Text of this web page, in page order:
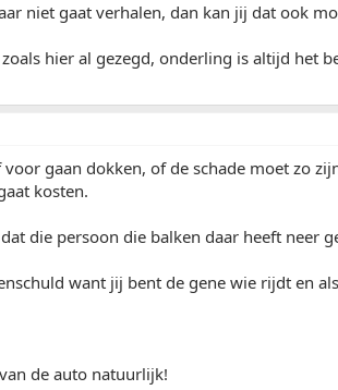
niet gaat verhalen, dan kan jij dat ook
hier al gezegd, onderling is altijd het
voor gaan dokken, of de schade moet zo
kosten.
die persoon die balken daar heeft neer
want jij bent de gene wie rijdt en
de auto natuurlijk!